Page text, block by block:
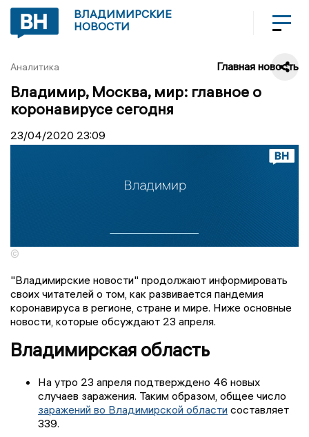
ВЛАДИМИРСКИЕ
НОВОСТИ
Аналитика Главная новость
Владимир, Москва, мир: главное о
коронавирусе сегодня
23/04/2020 23:09
©
"Владимирские новости" продолжают информировать
своих читателей о том, как развивается пандемия
коронавируса в регионе, стране и мире. Ниже основные
новости, которые обсуждают 23 апреля.
Владимирская область
На утро 23 апреля подтверждено 46 новых
случаев заражения. Таким образом, общее число
заражений во Владимирской области составляет
339.